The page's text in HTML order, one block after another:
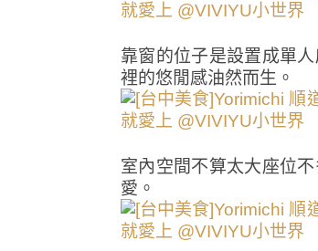
靠窗的位子是設置成單
裡的悠閒感油然而生。
室內空間不算太大座位
愛。